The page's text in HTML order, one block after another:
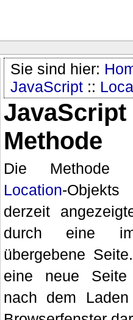
Sie sind hier:
JavaScript::
JavaScript
Methode
Die Methode
Location-
derzeit
durch eine
übergebene
eine neue
nach dem